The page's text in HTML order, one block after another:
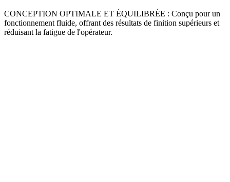
CONCEPTION OPTIMALE ET ÉQUILIBRÉE : Conçu pour un
fonctionnement fluide, offrant des résultats de finition supérieurs et
réduisant la fatigue de l'opérateur.